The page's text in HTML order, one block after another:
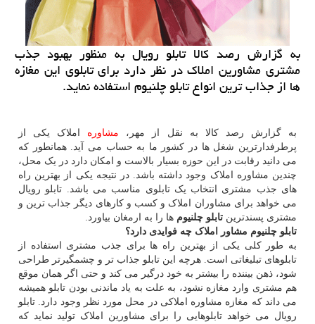
به گزارش رصد كالا تابلو رویال به منظور بهبود جذب
مشتری مشاورین املاك در نظر دارد برای تابلوی این مغازه
ها از جذاب ترین انواع تابلو چلنیوم استفاده نماید.
به گزارش رصد کالا به نقل از مهر، مشاوره املاک یکی از
پرطرفدارترین شغل ها در کشور ما به حساب می آید. همانطور که
می دانید رقابت در این حوزه بسیار بالاست و امکان دارد در یک محل،
چندین مشاوره املاک وجود داشته باشد. در نتیجه یکی از بهترین راه
های جذب مشتری انتخاب یک تابلوی مناسب می باشد. تابلو رویال
می خواهد برای مشاوران املاک و کسب و کارهای دیگر جذاب ترین و
مشتری پسندترین تابلو چلنیوم ها را به ارمغان بیاورد.
تابلو چلنیوم مشاور املاک چه فوایدی دارد؟
به طور کلی یکی از بهترین راه ها برای جذب مشتری استفاده از
تابلوهای تبلیغاتی است. هرچه این تابلو جذاب تر و چشمگیرتر طراحی
شود، ذهن بیننده را بیشتر به خود درگیر می کند و حتی اگر همان موقع
هم مشتری وارد مغازه نشود، به علت به یاد ماندنی بودن تابلو همیشه
می داند که مغازه مشاوره املاکی در محل مورد نظر وجود دارد. تابلو
رویال می خواهد تابلوهایی را برای مشاورین املاک تولید نماید که